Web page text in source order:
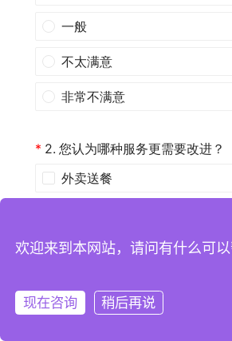
注册
欢迎来到本网站，请问有什么可以
现在咨询 稍后再说